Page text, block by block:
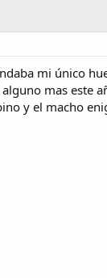
mi único
mas este
y el macho